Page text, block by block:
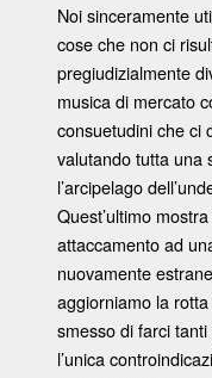
Noi sinceramente
cose che non ci
pregiudizialmente
musica di mercato
consuetudini che ci
valutando tutta una
l’arcipelago
Quest’ultimo
attaccamento ad
nuovamente
aggiorniamo la
smesso di farci
l’unica